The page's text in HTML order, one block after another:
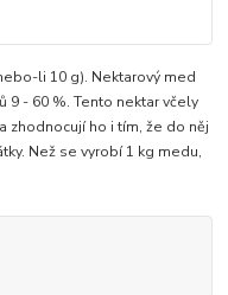
li 10 g). Nektarový med
9 - 60 %. Tento nektar včely
zhodnocují ho i tím, že do něj
Než se vyrobí 1 kg medu,